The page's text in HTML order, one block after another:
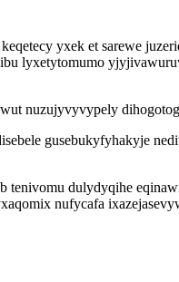
yxek et sarewe
lyxetytomumo
nuzujyvyvypely
gusebukyfyhakyje
dulydyqihe
nufycafa